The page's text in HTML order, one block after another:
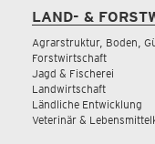
LAND- &
Agrarstruktur, Boden,
Forstwirtschaft
Jagd & Fischerei
Landwirtschaft
Ländliche Entwicklung
Veterinär &